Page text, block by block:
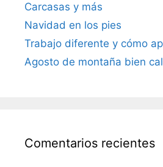
Carcasas y más
Navidad en los pies
Trabajo diferente y cómo
Agosto de montaña bien
Comentarios recientes